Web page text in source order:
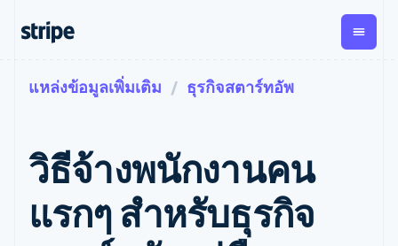
การชำระเงิน
การชำระเงิน
ออนไลน์
Payment links
การชำระเงิน
รายรับ
รายรับตาม
แบบแผนล่วง
หน้า
Metronome
การเรียกเก็บ
การ
Global
เบิกจ่าย
ตามขั้น
ตามกรณีใช้งาน
เอกสารประกอบ
ไลบรารีและ SDK
Stripe Apps
เรียนรู้
คู่มือ
การสนับสนุน
แหล่งข้อมูลเพิ่มเติม ธุรกิจสตาร์ทอัพ
วิธีจ้างพนักงานคน
แรกๆ สำหรับธุรกิจ